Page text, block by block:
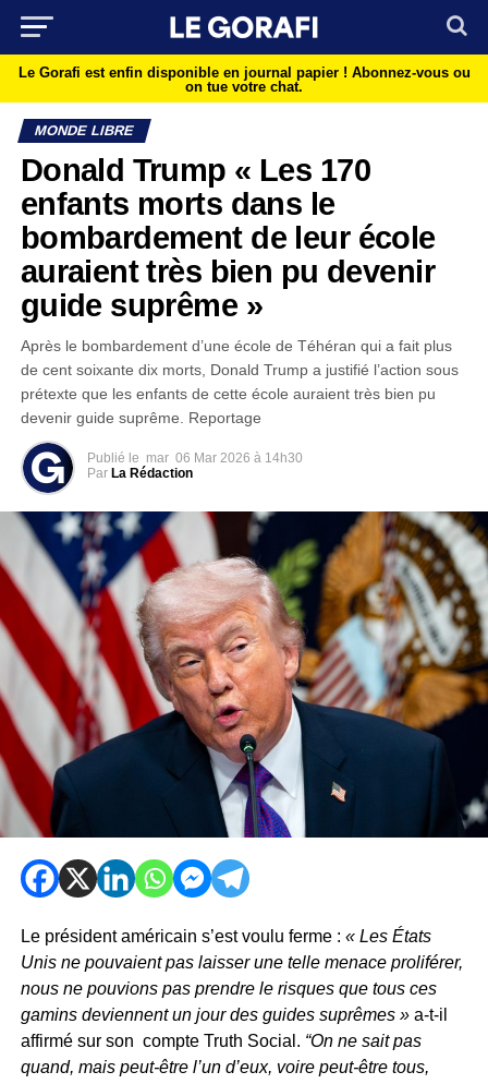
Le Gorafi est enfin disponible en journal papier ! Abonnez-vous ou
on tue votre chat.
MONDE LIBRE
Donald Trump « Les 170
enfants morts dans le
bombardement de leur école
auraient très bien pu devenir
guide suprême »
Après le bombardement d’une école de Téhéran qui a fait plus
de cent soixante dix morts, Donald Trump a justifié l’action sous
prétexte que les enfants de cette école auraient très bien pu
devenir guide suprême. Reportage
Publié le mar 06 Mar 2026 à 14h30
Par La Rédaction
Le président américain s’est voulu ferme : « Les États
Unis ne pouvaient pas laisser une telle menace proliférer,
nous ne pouvions pas prendre le risques que tous ces
gamins deviennent un jour des guides suprêmes »a-t-il
affirmé sur son compte Truth Social. “On ne sait pas
quand, mais peut-être l’un d’eux, voire peut-être tous,